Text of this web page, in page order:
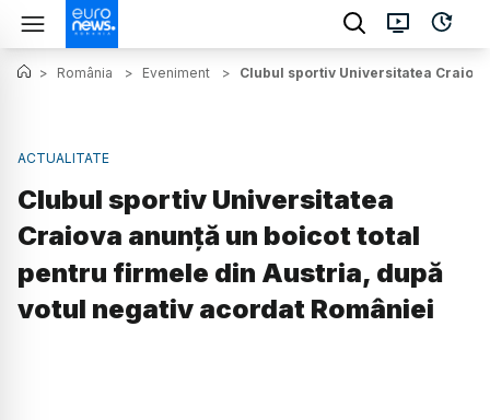
> România > Eveniment > Clubul sportiv Universitatea
ACTUALITATE
Clubul sportiv Universitatea
Craiova anunță un boicot total
pentru firmele din Austria, după
votul negativ acordat României